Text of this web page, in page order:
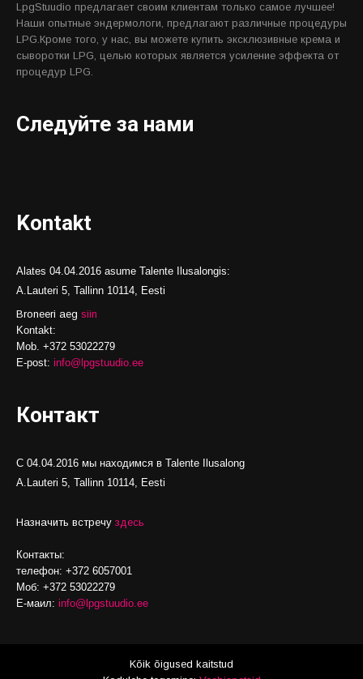
LpgStuudio предлагает своим клиентам только самое лучшее!
Наши опытные эндермологи, предлагают различные процедуры
LPG.Кроме того, у нас, вы можете купить эксклюзивные крема и
сыворотки LPG, целью которых является усиление эффекта от
процедур LPG.
Следуйте за нами
Kontakt
Alates 04.04.2016 asume Talente Ilusalongis:
A.Lauteri 5, Tallinn 10114, Eesti
Broneeri aeg siin
Kontakt:
Mob. +372 53022279
E-post: info@lpgstuudio.ee
Контакт
С 04.04.2016 мы находимся в Talente Ilusalong
A.Lauteri 5, Tallinn 10114, Eesti
Назначить встречу здесь
Контакты:
телефон: +372 6057001
Моб: +372 53022279
Е-маил: info@lpgstuudio.ee
Kõik õigused kaitstud